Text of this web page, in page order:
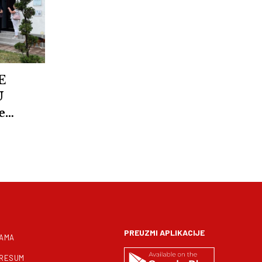
PREUZMI APLIKACIJE